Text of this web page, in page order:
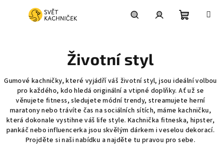
Životní styl
Gumové kachničky, které vyjádří váš životní styl, jsou ideální volbou
pro každého, kdo hledá originální a vtipné doplňky. Ať už se
věnujete fitness, sledujete módní trendy, streamujete herní
maratony nebo trávíte čas na sociálních sítích, máme kachničku,
která dokonale vystihne váš life style. Kachnička fitneska, hipster,
pankáč nebo influencerka jsou skvělým dárkem i veselou dekorací.
Projděte si naši nabídku a najděte tu pravou pro sebe.